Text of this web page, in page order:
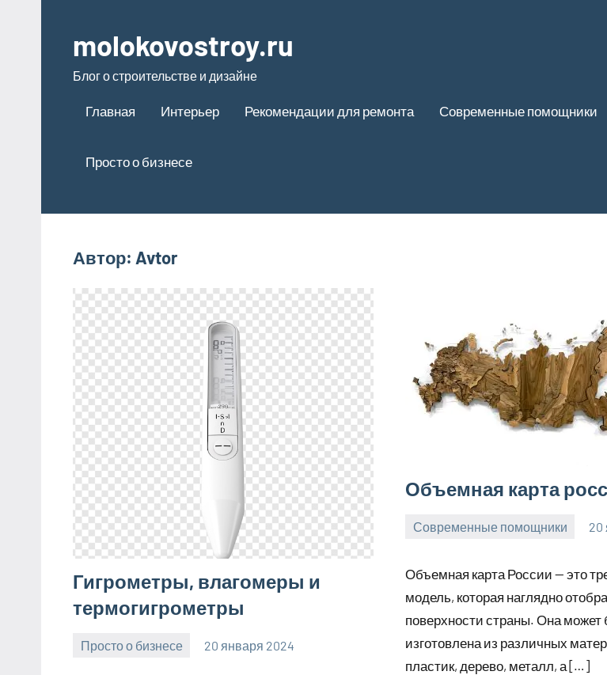
содержимому
molokovostroy.ru
Блог о строительстве и дизайне
Главная Интерьер Рекомендации для ремонта Современные помощники
Просто о бизнесе
Автор: Avtor
Гигрометры, влагомеры и
термогигрометры
Просто о бизнесе 20 января 2024
Avtor
Нет
Объемная карта
Современные помощники 20
Объемная карта России — это
модель, которая наглядно
поверхности страны. Она может
изготовлена из различных
пластик, дерево, металл, а […]